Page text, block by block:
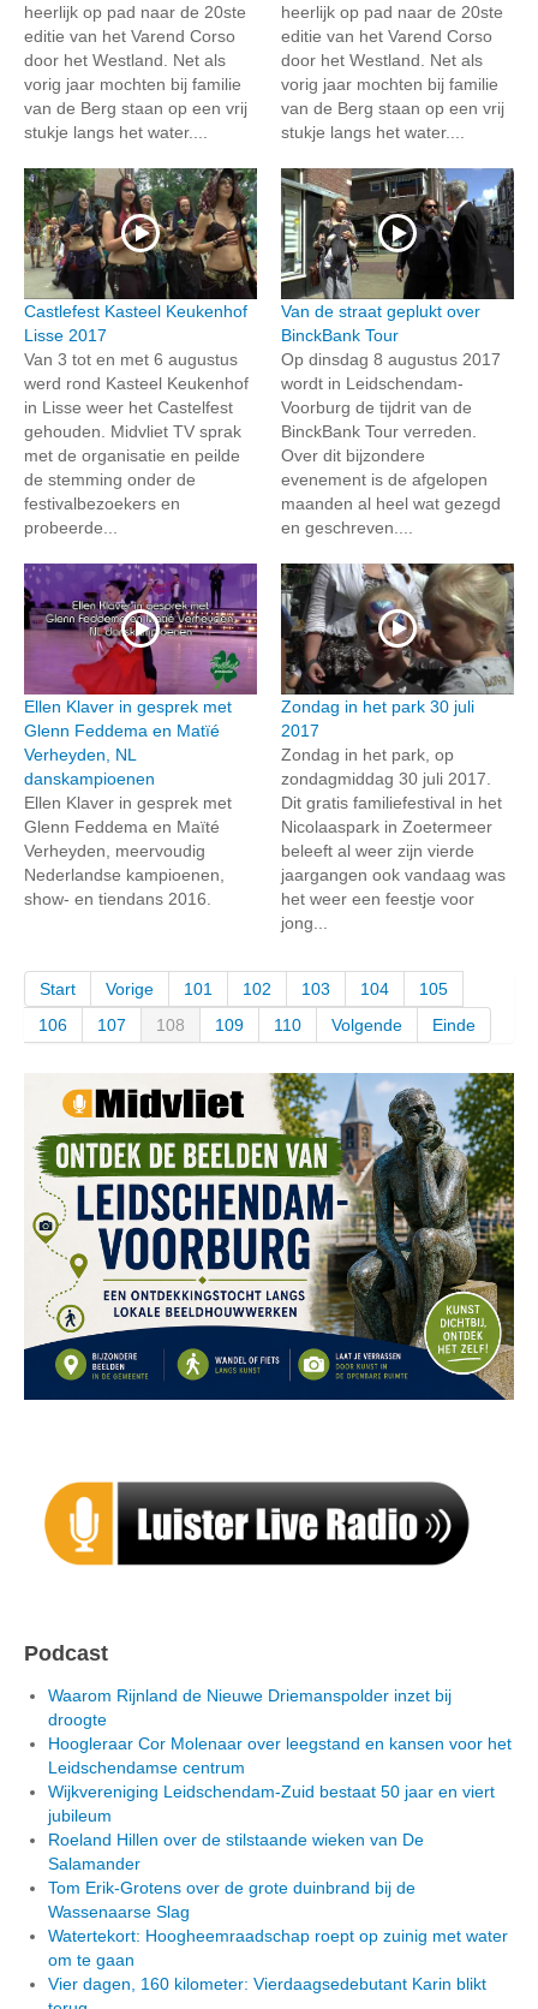
heerlijk op pad naar de 20ste
editie van het Varend Corso
door het Westland. Net als
vorig jaar mochten bij familie
van de Berg staan op een vrij
stukje langs het water....
heerlijk op pad naar de 20ste
editie van het Varend Corso
door het Westland. Net als
vorig jaar mochten bij familie
van de Berg staan op een vrij
stukje langs het water....
Castlefest Kasteel Keukenhof
Lisse 2017
Van 3 tot en met 6 augustus
werd rond Kasteel Keukenhof
in Lisse weer het Castelfest
gehouden. Midvliet TV sprak
met de organisatie en peilde
de stemming onder de
festivalbezoekers en
probeerde...
Van de straat geplukt over
BinckBank Tour
Op dinsdag 8 augustus 2017
wordt in Leidschendam-
Voorburg de tijdrit van de
BinckBank Tour verreden.
Over dit bijzondere
evenement is de afgelopen
maanden al heel wat gezegd
en geschreven....
Ellen Klaver in gesprek met
Glenn Feddema en Matïé
Verheyden, NL
danskampioenen
Ellen Klaver in gesprek met
Glenn Feddema en Maïté
Verheyden, meervoudig
Nederlandse kampioenen,
show- en tiendans 2016.
Zondag in het park 30 juli
2017
Zondag in het park, op
zondagmiddag 30 juli 2017.
Dit gratis familiefestival in het
Nicolaaspark in Zoetermeer
beleeft al weer zijn vierde
jaargangen ook vandaag was
het weer een feestje voor
jong...
Start Vorige 101 102 103 104
105
106
107 108 109 110 Volgende Einde
Podcast
Waarom Rijnland de Nieuwe Driemanspolder inzet bij
droogte
Hoogleraar Cor Molenaar over leegstand en kansen voor het
Leidschendamse centrum
Wijkvereniging Leidschendam-Zuid bestaat 50 jaar en viert
jubileum
Roeland Hillen over de stilstaande wieken van De
Salamander
Tom Erik-Grotens over de grote duinbrand bij de
Wassenaarse Slag
Watertekort: Hoogheemraadschap roept op zuinig met water
om te gaan
Vier dagen, 160 kilometer: Vierdaagsedebutant Karin blikt